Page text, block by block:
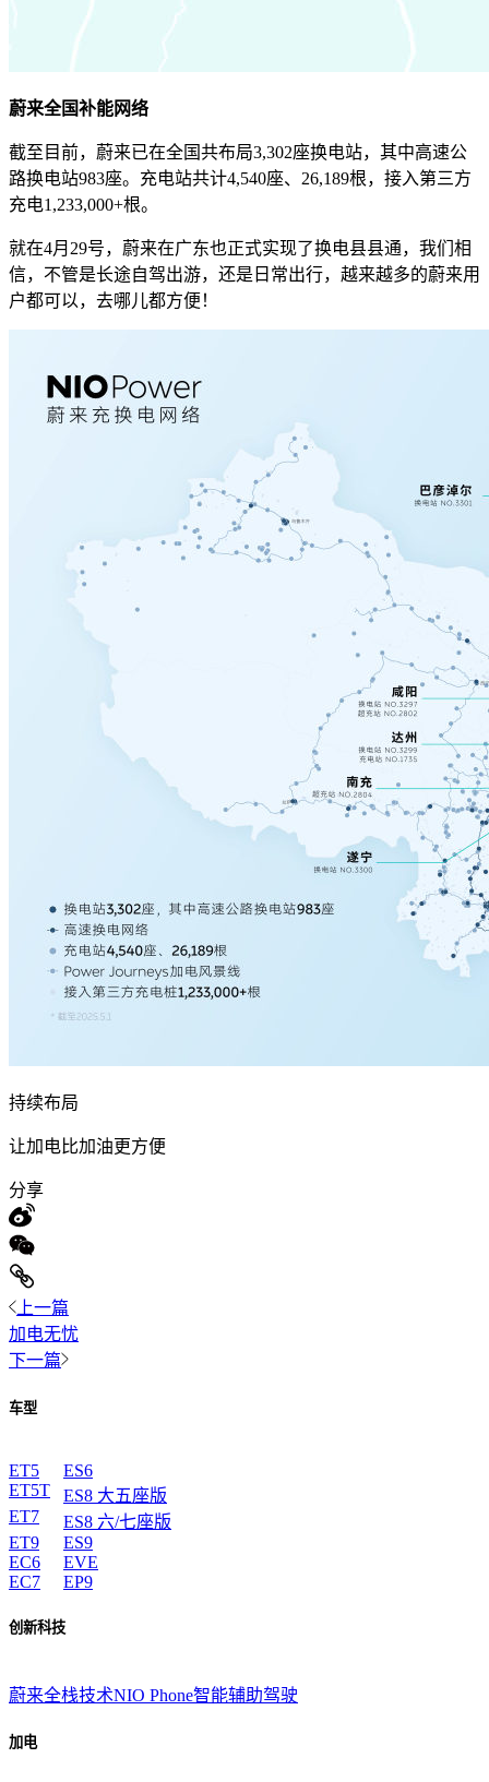
蔚来全国补能网络
截至目前，蔚来已在全国共布局3,302座换电站，其中高速公
路换电站983座。充电站共计4,540座、26,189根，接入第三方
充电1,233,000+根。
就在4月29号，蔚来在广东也正式实现了换电县县通，我们相
信，不管是长途自驾出游，还是日常出行，越来越多的蔚来用
户都可以，去哪儿都方便！
持续布局
让加电比加油更方便
分享
上一篇
加电无忧
下一篇
车型
ET5
ET5T
ET7
ET9
EC6
EC7
ES6
ES8 大五座版
ES8 六/七座版
ES9
EVE
EP9
创新科技
蔚来全栈技术NIO Phone智能辅助驾驶
加电